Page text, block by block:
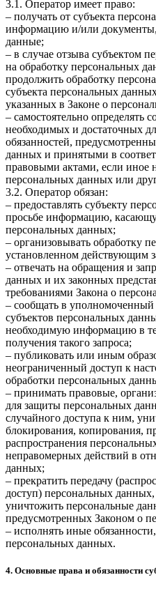
3.1. Оператор имеет право:
– получать от субъекта
информацию и/или
данные;
– в случае отзыва субъектом
на обработку персональных
продолжить обработку
субъекта персональных
указанных в Законе о
– самостоятельно определять
необходимых и достаточных
обязанностей,
данных и принятыми в
правовыми актами, если иное
персональных данных или
3.2. Оператор обязан:
– предоставлять субъекту
просьбе информацию,
персональных данных;
– организовывать обработку
установленном действующим
– отвечать на обращения и
данных и их законных
требованиями Закона о
– сообщать в уполномоченный
субъектов персональных
необходимую информацию в
получения такого запроса;
– публиковать или иным
неограниченный доступ к
обработки персональных
– принимать правовые,
для защиты персональных
случайного доступа к ним,
блокирования, копирования,
распространения
неправомерных действий в
данных;
– прекратить передачу
доступ) персональных
уничтожить персональные
предусмотренных Законом о
– исполнять иные
персональных данных.
4. Основные права и обязанности